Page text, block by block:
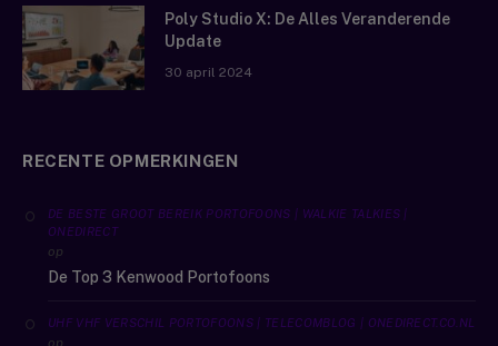
Poly Studio X: De Alles Veranderende
Update
30 april 2024
RECENTE OPMERKINGEN
DE BESTE GROOT BEREIK PORTOFOONS | WALKIE TALKIES |
ONEDIRECT
op
De Top 3 Kenwood Portofoons
UHF VHF VERSCHIL PORTOFOONS | TELECOMBLOG | ONEDIRECT.CO.NL
op